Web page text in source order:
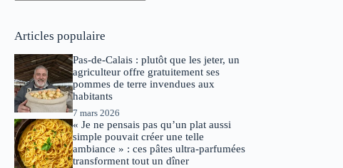
Articles populaire
Pas-de-Calais : plutôt que les jeter, un
agriculteur offre gratuitement ses
pommes de terre invendues aux
habitants
7 mars 2026
« Je ne pensais pas qu’un plat aussi
simple pouvait créer une telle
ambiance » : ces pâtes ultra-parfumées
transforment tout un dîner